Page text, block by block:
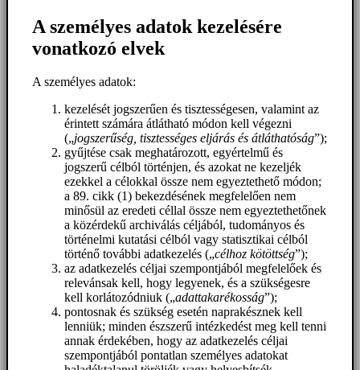
A személyes adatok kezelésére
vonatkozó elvek
A személyes adatok:
kezelését jogszerűen és tisztességesen, valamint az
érintett számára átlátható módon kell végezni
(„jogszerűség, tisztességes eljárás és átláthatóság”);
gyűjtése csak meghatározott, egyértelmű és
jogszerű célból történjen, és azokat ne kezeljék
ezekkel a célokkal össze nem egyeztethető módon;
a 89. cikk (1) bekezdésének megfelelően nem
minősül az eredeti céllal össze nem egyeztethetőnek
a közérdekű archiválás céljából, tudományos és
történelmi kutatási célból vagy statisztikai célból
történő további adatkezelés („célhoz kötöttség”);
az adatkezelés céljai szempontjából megfelelőek és
relevánsak kell, hogy legyenek, és a szükségesre
kell korlátozódniuk („adattakarékosság”);
pontosnak és szükség esetén naprakésznek kell
lenniük; minden észszerű intézkedést meg kell tenni
annak érdekében, hogy az adatkezelés céljai
szempontjából pontatlan személyes adatokat